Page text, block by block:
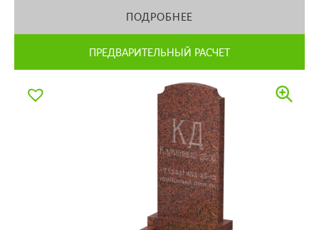
ПОДРОБНЕЕ
ПРЕДВАРИТЕЛЬНЫЙ РАСЧЕТ